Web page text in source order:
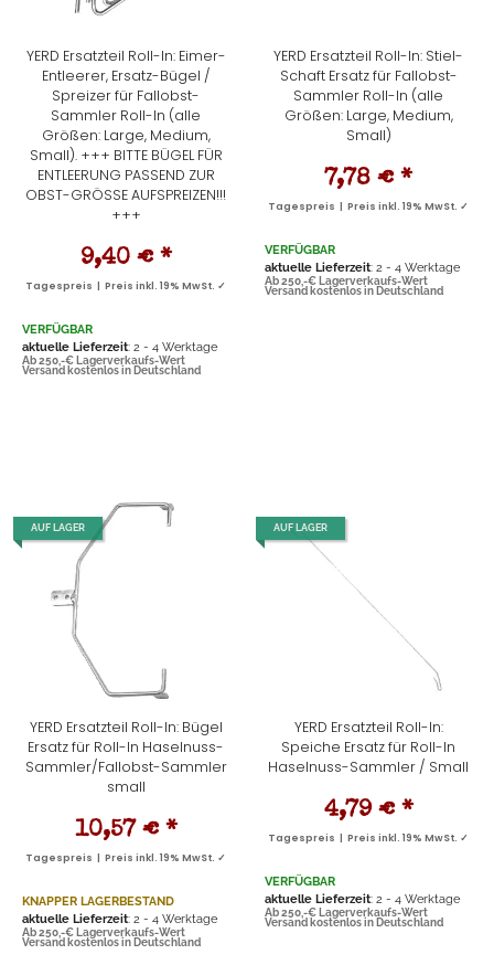
YERD Ersatzteil Roll-In: Eimer-
Entleerer, Ersatz-Bügel /
Spreizer für Fallobst-
Sammler Roll-In (alle
Größen: Large, Medium,
Small). +++ BITTE BÜGEL FÜR
ENTLEERUNG PASSEND ZUR
OBST-GRÖSSE AUFSPREIZEN!!!
+++
9,40 € *
Tagespreis | Preis inkl. 19% MwSt. ✓
VERFÜGBAR
aktuelle Lieferzeit: 2 - 4 Werktage
Ab 250,-€ Lagerverkaufs-Wert
Versand kostenlos in Deutschland
YERD Ersatzteil Roll-In: Stiel-
Schaft Ersatz für Fallobst-
Sammler Roll-In (alle
Größen: Large, Medium,
Small)
7,78 € *
Tagespreis | Preis inkl. 19% MwSt. ✓
VERFÜGBAR
aktuelle Lieferzeit: 2 - 4 Werktage
Ab 250,-€ Lagerverkaufs-Wert
Versand kostenlos in Deutschland
AUF LAGER
YERD Ersatzteil Roll-In: Bügel
Ersatz für Roll-In Haselnuss-
Sammler/Fallobst-Sammler
small
10,57 € *
Tagespreis | Preis inkl. 19% MwSt. ✓
KNAPPER LAGERBESTAND
aktuelle Lieferzeit: 2 - 4 Werktage
Ab 250,-€ Lagerverkaufs-Wert
Versand kostenlos in Deutschland
AUF LAGER
YERD Ersatzteil Roll-In:
Speiche Ersatz für Roll-In
Haselnuss-Sammler / Small
4,79 € *
Tagespreis | Preis inkl. 19% MwSt. ✓
VERFÜGBAR
aktuelle Lieferzeit: 2 - 4 Werktage
Ab 250,-€ Lagerverkaufs-Wert
Versand kostenlos in Deutschland